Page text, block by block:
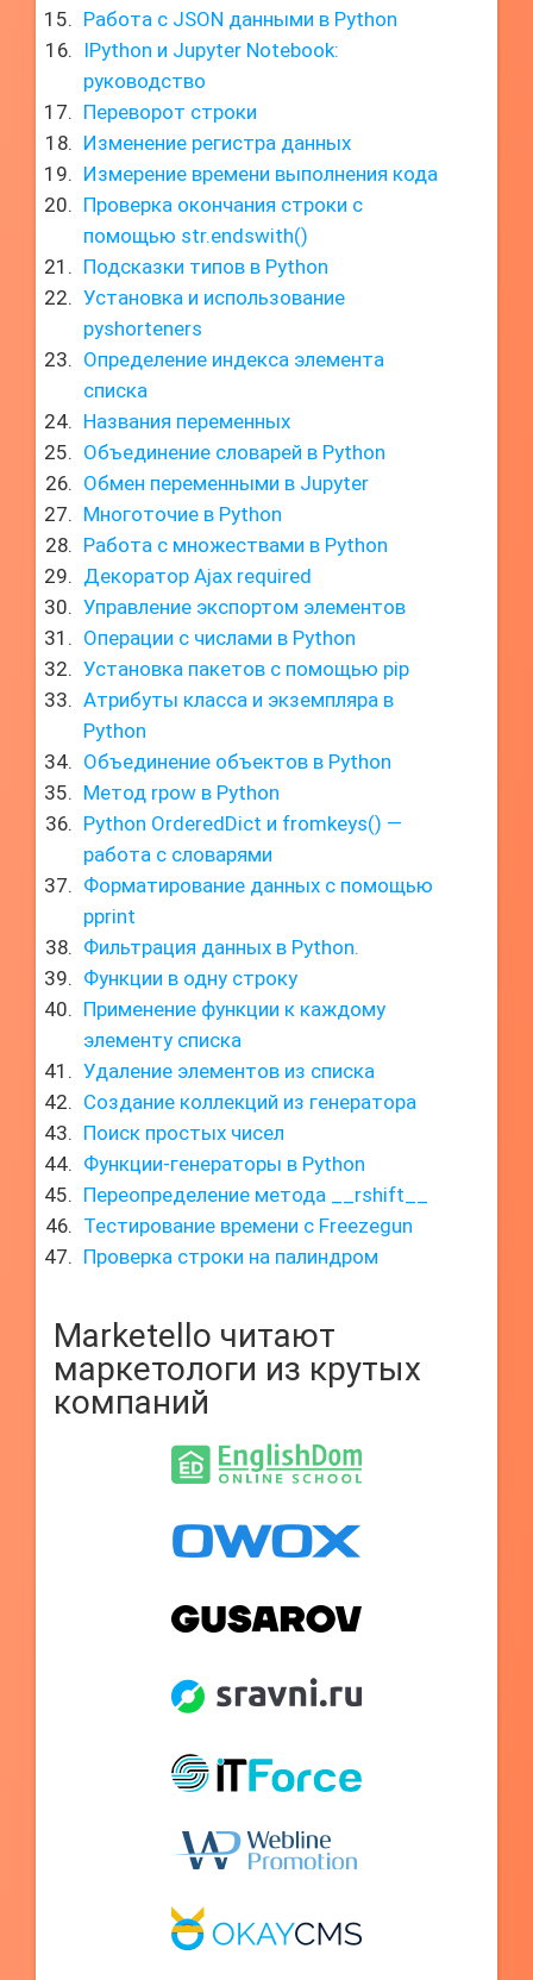
Работа с JSON данными в Python
IPython и Jupyter Notebook:
руководство
Переворот строки
Изменение регистра данных
Измерение времени выполнения кода
Проверка окончания строки с
помощью str.endswith()
Подсказки типов в Python
Установка и использование
pyshorteners
Определение индекса элемента
списка
Названия переменных
Объединение словарей в Python
Обмен переменными в Jupyter
Многоточие в Python
Работа с множествами в Python
Декоратор Ajax required
Управление экспортом элементов
Операции с числами в Python
Установка пакетов с помощью pip
Атрибуты класса и экземпляра в
Python
Объединение объектов в Python
Метод rpow в Python
Python OrderedDict и fromkeys() —
работа с словарями
Форматирование данных с помощью
pprint
Фильтрация данных в Python.
Функции в одну строку
Применение функции к каждому
элементу списка
Удаление элементов из списка
Создание коллекций из генератора
Поиск простых чисел
Функции-генераторы в Python
Переопределение метода __rshift__
Тестирование времени с Freezegun
Проверка строки на палиндром
Marketello читают
маркетологи из крутых
компаний